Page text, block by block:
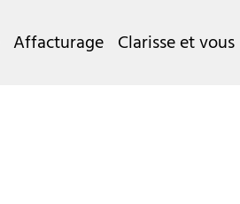
Affacturage Clarisse et vous